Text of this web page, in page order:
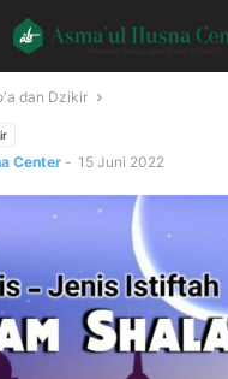
dan Dzikir
Center - 15 Juni 2022